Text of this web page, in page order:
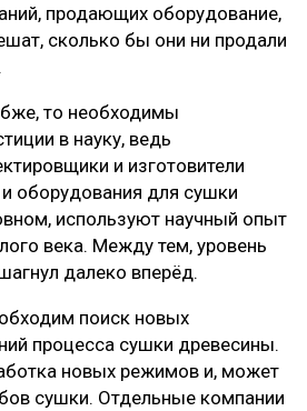
продающих оборудование,
сколько бы они ни продали
то необходимы
в науку, ведь
и изготовители
оборудования для сушки
используют научный опыт
века. Между тем, уровень
далеко вперёд.
поиск новых
процесса сушки древесины.
новых режимов и, может
сушки. Отдельные компании